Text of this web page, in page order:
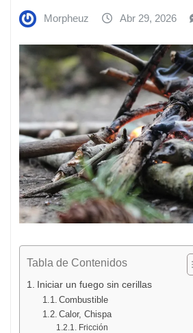
Morpheuz Abr 29, 2026
Tabla de Contenidos
Iniciar un fuego sin cerillas
Combustible
Calor, Chispa
Fricción